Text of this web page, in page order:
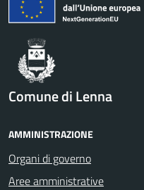
Comune di Lenna
AMMINISTRAZIONE
Organi di governo
Aree amministrative